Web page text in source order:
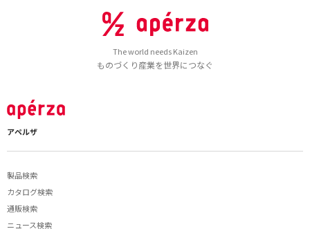
The world needs Kaizen
ものづくり産業を世界につなぐ
アペルザ
製品検索
カタログ検索
通販検索
ニュース検索